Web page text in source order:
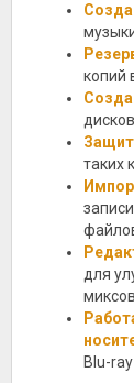
копий
таких
для
миксов.
Blu-ray